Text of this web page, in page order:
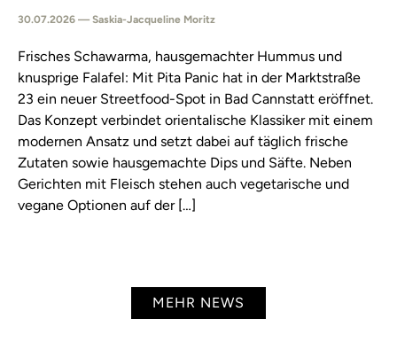
30.07.2026 — Saskia-Jacqueline Moritz
Frisches Schawarma, hausgemachter Hummus und
knusprige Falafel: Mit Pita Panic hat in der Marktstraße
23 ein neuer Streetfood-Spot in Bad Cannstatt eröffnet.
Das Konzept verbindet orientalische Klassiker mit einem
modernen Ansatz und setzt dabei auf täglich frische
Zutaten sowie hausgemachte Dips und Säfte. Neben
Gerichten mit Fleisch stehen auch vegetarische und
vegane Optionen auf der […]
MEHR NEWS